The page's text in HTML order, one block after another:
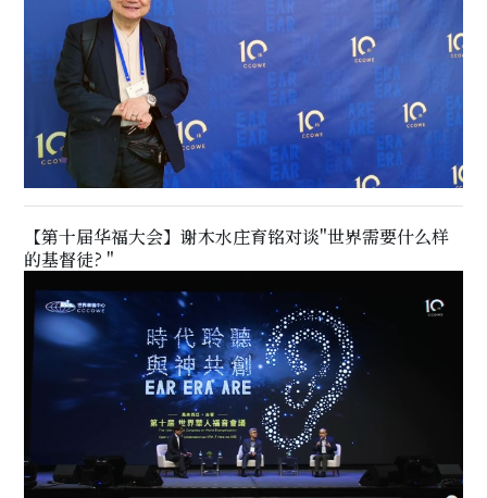
【第十届华福大会】谢木水庄育铭对谈"世界需要什么样
的基督徒? "